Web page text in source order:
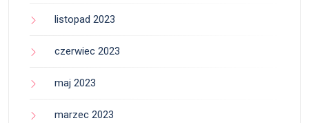
listopad 2023
czerwiec 2023
maj 2023
marzec 2023